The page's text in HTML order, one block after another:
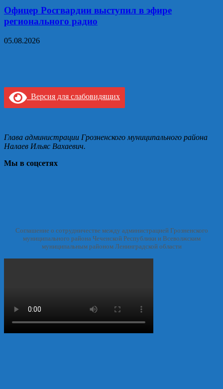
Офицер Росгвардии выступил в эфире
регионального радио
05.08.2026
Версия для слабовидящих
Глава администрации Грозненского муниципального района
Налаев Ильяс Вахаевич.
Мы в соцсетях
Соглашение о сотрудничестве между администрацией Грозненского
муниципального района Чеченской Республики и Всеволжским
муниципальным районом Ленинградской области